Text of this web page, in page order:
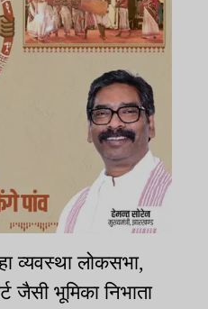
व्यवस्था लोकसभा,
जैसी भूमिका निभाता